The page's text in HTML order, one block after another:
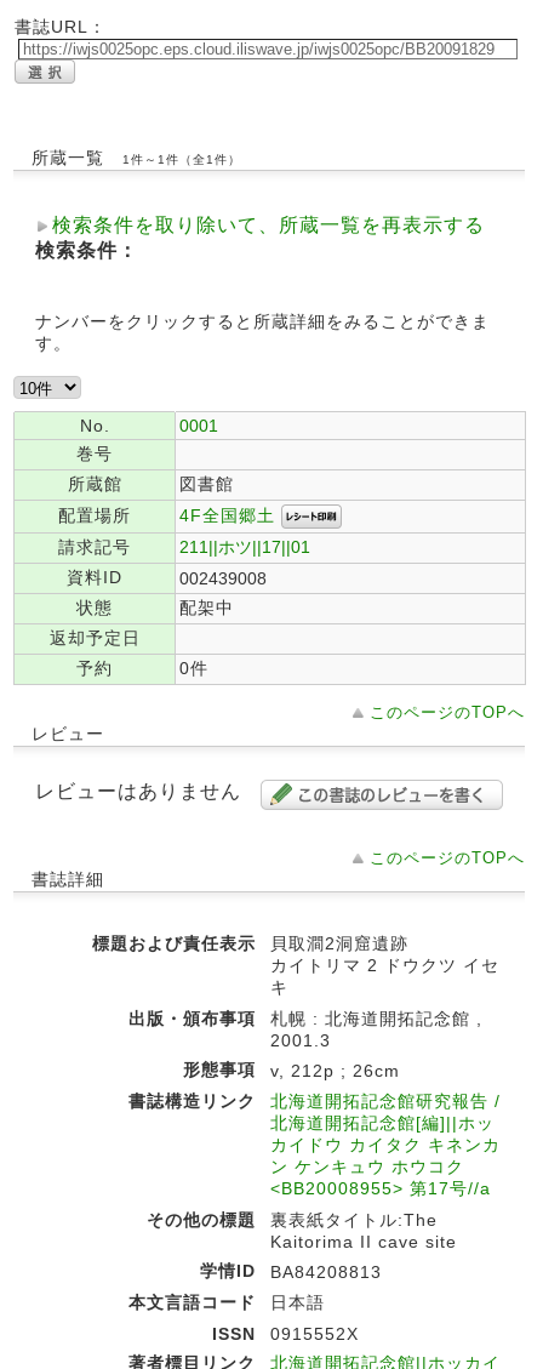
書誌URL：
所蔵一覧 1件～1件（全1件）
検索条件を取り除いて、所蔵一覧を再表示する
検索条件：
ナンバーをクリックすると所蔵詳細をみることができま
す。
No.
0001
巻号
所蔵館
図書館
配置場所
4F全国郷土
請求記号
211||ホツ||17||01
資料ID
002439008
状態
配架中
返却予定日
予約
0件
このページのTOPへ
レビュー
レビューはありません
このページのTOPへ
書誌詳細
標題および責任表示
貝取澗2洞窟遺跡
カイトリマ 2 ドウクツ イセ
キ
出版・頒布事項
札幌 : 北海道開拓記念館 ,
2001.3
形態事項
v, 212p ; 26cm
書誌構造リンク
北海道開拓記念館研究報告 /
北海道開拓記念館[編]||ホッ
カイドウ カイタク キネンカ
ン ケンキュウ ホウコク
<BB20008955> 第17号//a
その他の標題
裏表紙タイトル:The
Kaitorima II cave site
学情ID
BA84208813
本文言語コード
日本語
ISSN
0915552X
著者標目リンク
北海道開拓記念館||ホッカイ